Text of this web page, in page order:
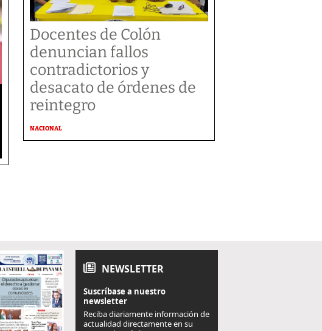
Docentes de Colón
denuncian fallos
contradictorios y
desacato de órdenes de
reintegro
NACIONAL
NEWSLETTER
Suscríbase a nuestro
newsletter
Reciba diariamente información de
actualidad directamente en su